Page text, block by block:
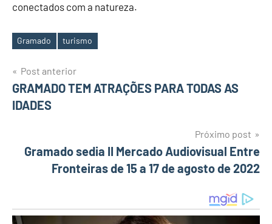
conectados com a natureza.
Tags
Gramado turismo
Navegação
de
Post anterior
GRAMADO TEM ATRAÇÕES PARA TODAS AS
IDADES
Próximo post
Gramado sedia II Mercado Audiovisual Entre
Fronteiras de 15 a 17 de agosto de 2022